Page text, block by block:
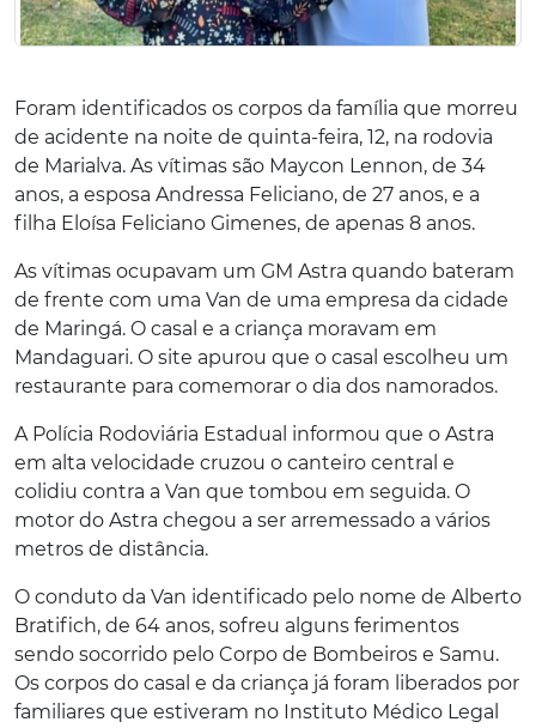
Foram identificados os corpos da família que morreu
de acidente na noite de quinta-feira, 12, na rodovia
de Marialva. As vítimas são Maycon Lennon, de 34
anos, a esposa Andressa Feliciano, de 27 anos, e a
filha Eloísa Feliciano Gimenes, de apenas 8 anos.
As vítimas ocupavam um GM Astra quando bateram
de frente com uma Van de uma empresa da cidade
de Maringá. O casal e a criança moravam em
Mandaguari. O site apurou que o casal escolheu um
restaurante para comemorar o dia dos namorados.
A Polícia Rodoviária Estadual informou que o Astra
em alta velocidade cruzou o canteiro central e
colidiu contra a Van que tombou em seguida. O
motor do Astra chegou a ser arremessado a vários
metros de distância.
O conduto da Van identificado pelo nome de Alberto
Bratifich, de 64 anos, sofreu alguns ferimentos
sendo socorrido pelo Corpo de Bombeiros e Samu.
Os corpos do casal e da criança já foram liberados por
familiares que estiveram no Instituto Médico Legal